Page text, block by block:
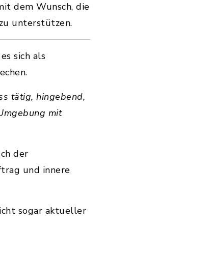
dem Wunsch, die
unterstützen.
sich als
tätig, hingebend,
mit
der
und innere
sogar aktueller